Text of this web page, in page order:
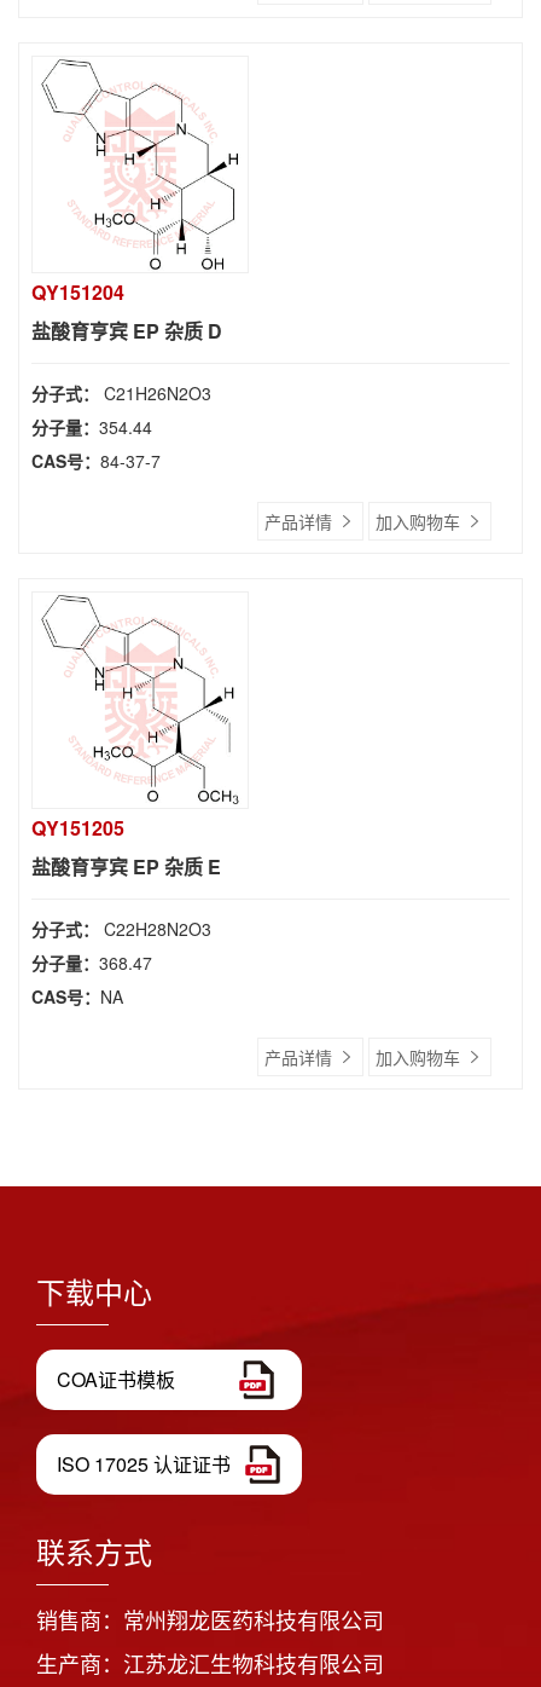
QY151204
盐酸育亨宾 EP 杂质 D
分子式： C21H26N2O3
分子量： 354.44
CAS号： 84-37-7
产品详情 加入购物车
QY151205
盐酸育亨宾 EP 杂质 E
分子式： C22H28N2O3
分子量： 368.47
CAS号： NA
产品详情 加入购物车
下载中心
COA证书模板
ISO 17025 认证证书
联系方式
销售商：常州翔龙医药科技有限公司
生产商：江苏龙汇生物科技有限公司